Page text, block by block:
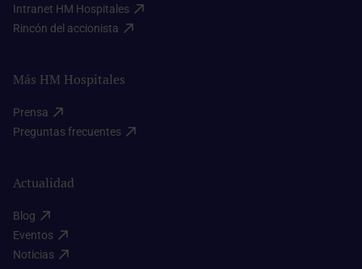
Intranet HM Hospitales​
Rincón del accionista​
Más HM Hospitales
Prensa​
Preguntas frecuentes​
Actualidad
Blog​
Eventos​
Noticias​